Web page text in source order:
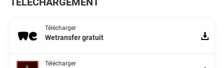
Télécharger
Wetransfer gratuit
Télécharger